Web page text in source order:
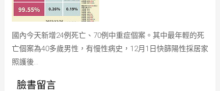
國內今天新增24例死亡、70例中重症個案。其中最年輕的死
亡個案為40多歲男性，有慢性病史，12月1日快篩陽性採居家
照護後…
臉書留言